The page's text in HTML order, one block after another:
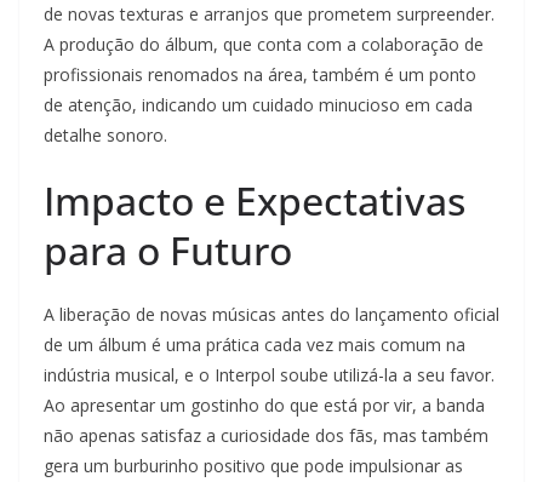
de novas texturas e arranjos que prometem surpreender.
A produção do álbum, que conta com a colaboração de
profissionais renomados na área, também é um ponto
de atenção, indicando um cuidado minucioso em cada
detalhe sonoro.
Impacto e Expectativas
para o Futuro
A liberação de novas músicas antes do lançamento oficial
de um álbum é uma prática cada vez mais comum na
indústria musical, e o Interpol soube utilizá-la a seu favor.
Ao apresentar um gostinho do que está por vir, a banda
não apenas satisfaz a curiosidade dos fãs, mas também
gera um burburinho positivo que pode impulsionar as